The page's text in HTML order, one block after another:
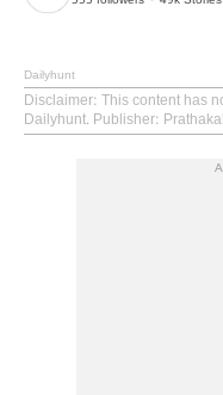
Dailyhunt
Disclaimer: This content has
Dailyhunt. Publisher: Prathakal